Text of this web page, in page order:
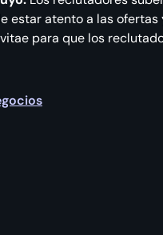
estar atento a las ofertas
para que los